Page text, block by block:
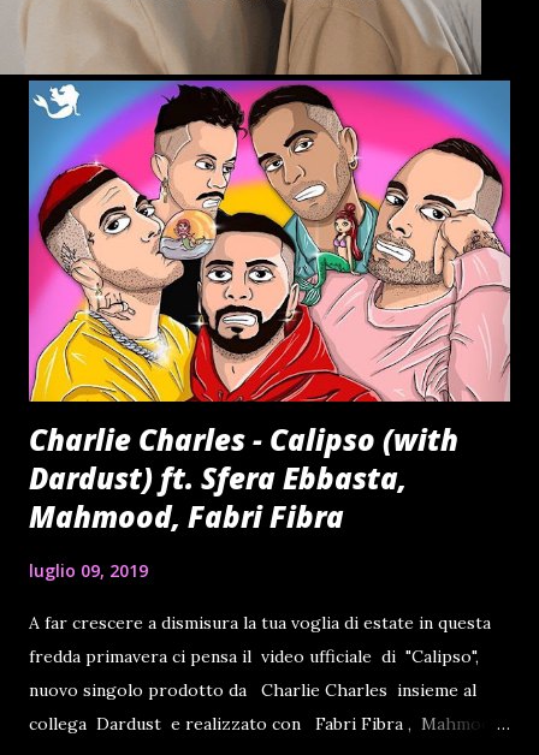
Charlie Charles - Calipso (with
Dardust) ft. Sfera Ebbasta,
Mahmood, Fabri Fibra
luglio 09, 2019
A far crescere a dismisura la tua voglia di estate in questa
fredda primavera ci pensa il video ufficiale di "Calipso",
nuovo singolo prodotto da Charlie Charles insieme al
collega Dardust e realizzato con Fabri Fibra , Mahmood